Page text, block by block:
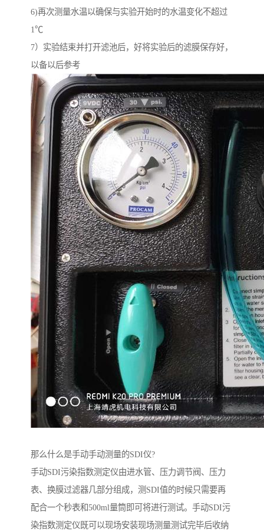
6)再次测量水温以确保与实验开始时的水温变化不超过
1℃
7）实验结束并打开滤池后，好将实验后的滤膜保存好，
以备以后参考
那么什么是手动手动测量的SDI仪?
手动SDI污染指数测定仪由进水管、压力调节阀、压力
表、换膜过滤器几部分组成，测SDI值的时候只需要再
配合一个秒表和500ml量筒即可将进行测试。手动SDI污
染指数测定仪既可以现场安装现场测量测试完毕后收纳